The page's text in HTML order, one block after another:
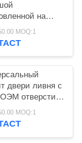
на
формы
длинный
MOQ:1
двери ливня с
отверстия
доступным
MOQ:1